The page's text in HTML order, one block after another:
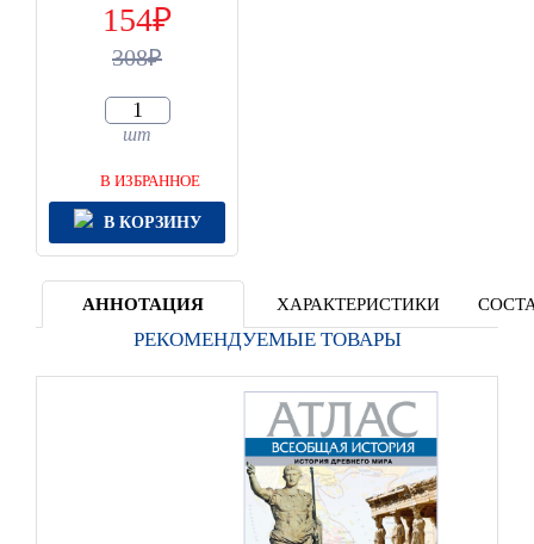
154
308
шт
В ИЗБРАННОЕ
В КОРЗИНУ
АННОТАЦИЯ ХАРАКТЕРИСТИКИ
РЕКОМЕНДУЕМЫЕ ТОВАРЫ